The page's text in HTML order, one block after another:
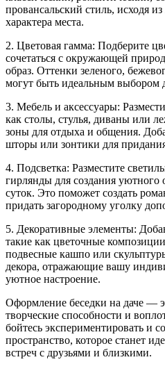
провансальский стиль, исходя
характера места.
2. Цветовая гамма: Подберите
сочетаться с окружающей
образ. Оттенки зеленого,
могут быть идеальным выбором
3. Мебель и аксессуары:
как столы, стулья, диваны или
зоны для отдыха и общения.
шторы или зонтики для
4. Подсветка: Разместите
гирлянды для создания уютного
суток. Это поможет создать
придать загородному уголку
5. Декоративные элементы:
такие как цветочные
подвесные кашпо или
декора, отражающие вашу
уютное настроение.
Оформление беседки на даче —
творческие способности и
бойтесь экспериментировать и
пространство, которое станет
встреч с друзьями и близкими.